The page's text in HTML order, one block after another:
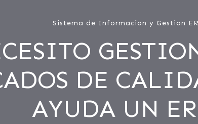
Sistema de Informacion y Gestion
DE
AYUDA UN